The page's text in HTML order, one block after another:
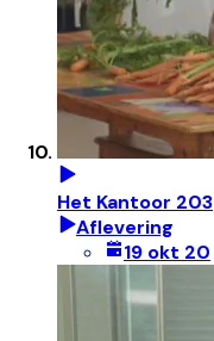
Het Kantoor 203
Aflevering
19 okt 20